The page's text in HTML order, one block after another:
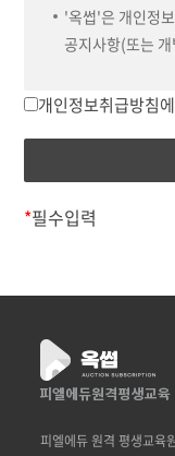
④"비밀번호"라
“회원”임을 확인
⑤"유료서비스"
유료콘텐츠를
⑥"포인트"라 함
책정 또는 지급,
①"회사"는 이
'옥썹'은 개인정
공지사항(또는
1. 개인정보의 처
회사는 개인정
개인정보는 다
회원자격 유지·
법정대리인 동
조정을 위한 기
민원인의 신원
개인정보취급방침
*필수입력
피엘에듀 원격 평생교육